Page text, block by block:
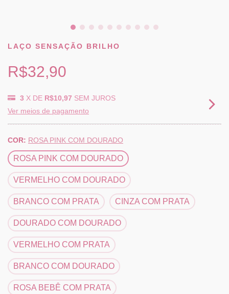
LAÇO SENSAÇÃO BRILHO
R$32,90
3 X DE R$10,97 SEM JUROS
Ver meios de pagamento
COR: ROSA PINK COM DOURADO
ROSA PINK COM DOURADO
VERMELHO COM DOURADO
BRANCO COM PRATA CINZA COM PRATA
DOURADO COM DOURADO
VERMELHO COM PRATA
BRANCO COM DOURADO
ROSA BEBÊ COM PRATA